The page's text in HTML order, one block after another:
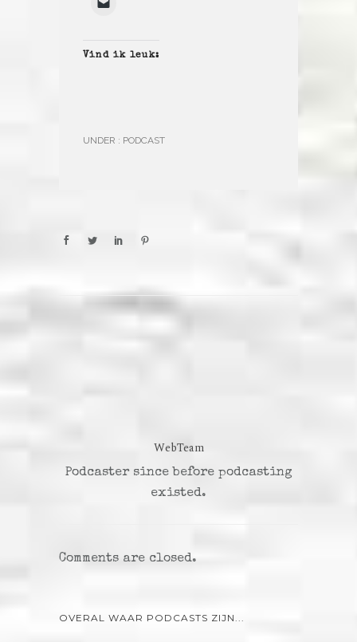
Vind ik leuk:
UNDER : PODCAST
WebTeam
Podcaster since before podcasting
existed.
Comments are closed.
OVERAL WAAR PODCASTS ZIJN...